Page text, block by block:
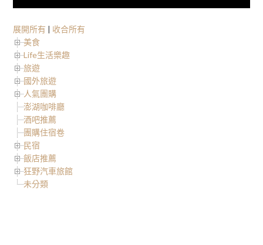
展開所有 | 收合所有
美食
Life生活樂趣
旅遊
國外旅遊
人氣團購
澎湖咖啡廳
酒吧推薦
團購住宿卷
民宿
飯店推薦
狂野汽車旅館
未分類